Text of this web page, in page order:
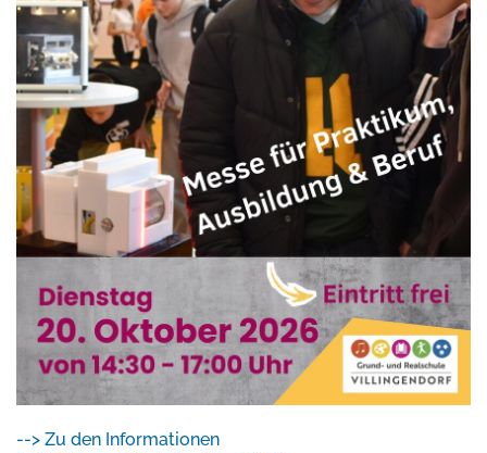
--> Zu den Informationen